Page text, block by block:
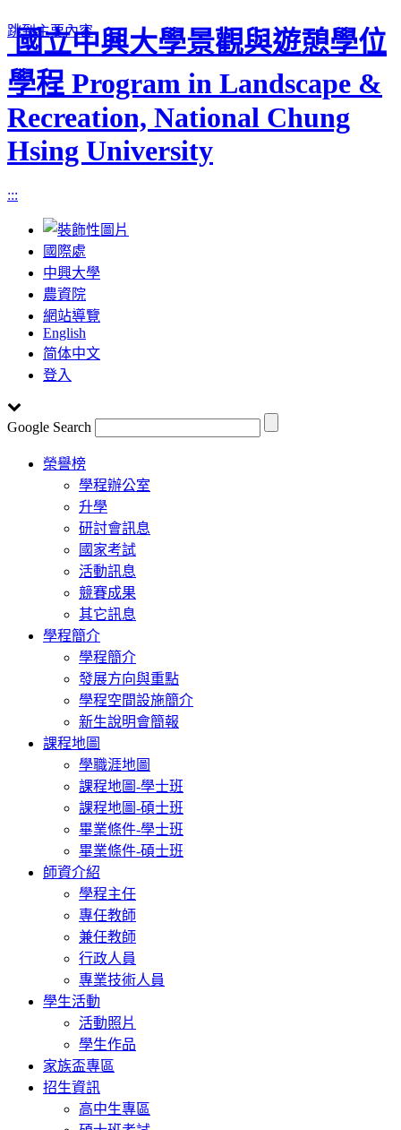
跳到主要內容
國立中興大學景觀與遊憩學位
學程 Program in Landscape &
Recreation, National Chung
Hsing University
:::
國際處
中興大學
農資院
網站導覽
English
简体中文
登入
Google Search
Toggle
navigation
榮譽榜
學程辦公室
升學
研討會訊息
國家考試
活動訊息
競賽成果
其它訊息
學程簡介
學程簡介
發展方向與重點
學程空間設施簡介
新生說明會簡報
課程地圖
學職涯地圖
課程地圖-學士班
課程地圖-碩士班
畢業條件-學士班
畢業條件-碩士班
師資介紹
學程主任
專任教師
兼任教師
行政人員
專業技術人員
學生活動
活動照片
學生作品
家族盃專區
招生資訊
高中生專區